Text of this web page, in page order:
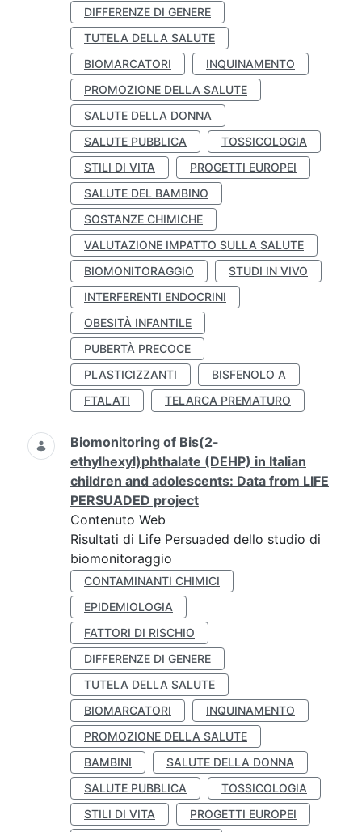
DIFFERENZE DI GENERE
TUTELA DELLA SALUTE
BIOMARCATORI
INQUINAMENTO
PROMOZIONE DELLA SALUTE
SALUTE DELLA DONNA
SALUTE PUBBLICA
TOSSICOLOGIA
STILI DI VITA
PROGETTI EUROPEI
SALUTE DEL BAMBINO
SOSTANZE CHIMICHE
VALUTAZIONE IMPATTO SULLA SALUTE
BIOMONITORAGGIO
STUDI IN VIVO
INTERFERENTI ENDOCRINI
OBESITÀ INFANTILE
PUBERTÀ PRECOCE
PLASTICIZZANTI
BISFENOLO A
FTALATI
TELARCA PREMATURO
Biomonitoring of Bis(2-
ethylhexyl)phthalate (DEHP) in Italian
children and adolescents: Data from LIFE
PERSUADED project
Contenuto Web
Risultati di Life Persuaded dello studio di
biomonitoraggio
CONTAMINANTI CHIMICI
EPIDEMIOLOGIA
FATTORI DI RISCHIO
DIFFERENZE DI GENERE
TUTELA DELLA SALUTE
BIOMARCATORI
INQUINAMENTO
PROMOZIONE DELLA SALUTE
BAMBINI
SALUTE DELLA DONNA
SALUTE PUBBLICA
TOSSICOLOGIA
STILI DI VITA
PROGETTI EUROPEI